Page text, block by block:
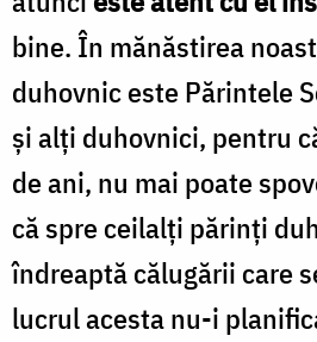
bine. În mănăstirea
duhovnic este Pă­rintele
şi alţi duhovnici, pentru
de ani, nu mai poate
că spre ceilalţi părinţi
îndreaptă călugării care
lucrul acesta nu-i